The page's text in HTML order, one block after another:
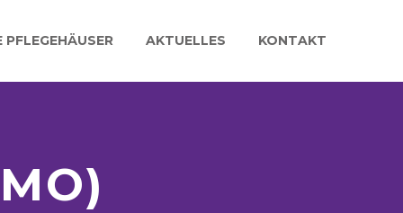
PFLEGEHÄUSER AKTUELLES KONTAKT